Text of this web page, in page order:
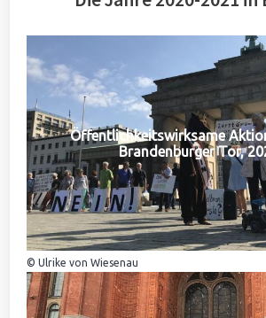
Öffentlichkeitswirksame
Brandenburger Tor,
© Ulrike von Wiesenau